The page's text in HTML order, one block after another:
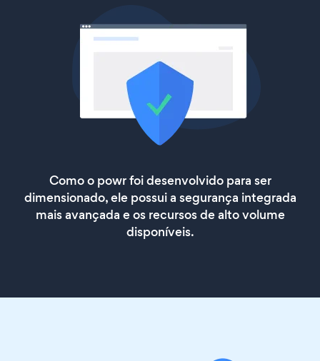
Como o powr foi desenvolvido para ser
dimensionado, ele possui a segurança integrada
mais avançada e os recursos de alto volume
disponíveis.